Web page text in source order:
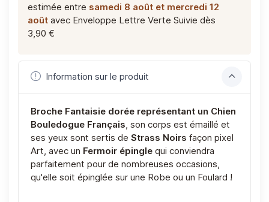
estimée entre samedi 8 août et mercredi 12
août avec Enveloppe Lettre Verte Suivie dès
3,90 €
Information sur le produit
Broche Fantaisie dorée représentant un Chien
Bouledogue Français , son corps est émaillé et
ses yeux sont sertis de Strass Noirs façon pixel
Art, avec un Fermoir épingle qui conviendra
parfaitement pour de nombreuses occasions,
qu'elle soit épinglée sur une Robe ou un Foulard !